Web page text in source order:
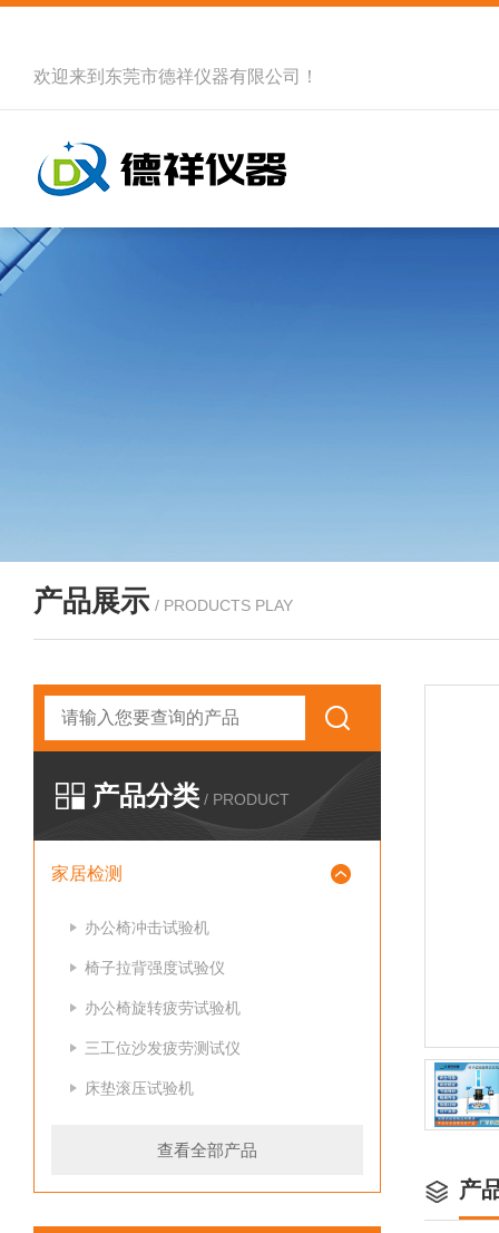
欢迎来到 东莞市德祥仪器有限公司 ！
产品展示 / PRODUCTS PLAY
产品分类 / PRODUCT
家居检测
办公椅冲击试验机
椅子拉背强度试验仪
办公椅旋转疲劳试验机
三工位沙发疲劳测试仪
床垫滚压试验机
查看全部产品
产